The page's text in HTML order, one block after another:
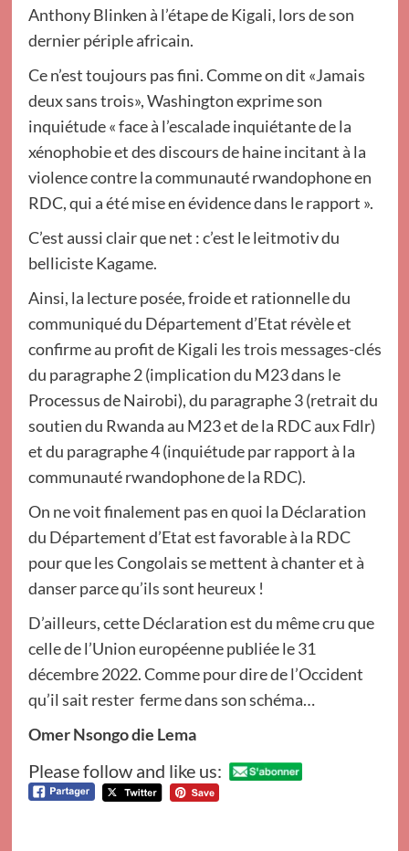
Anthony Blinken à l’étape de Kigali, lors de son
dernier périple africain.
Ce n’est toujours pas fini. Comme on dit «Jamais
deux sans trois», Washington exprime son
inquiétude « face à l’escalade inquiétante de la
xénophobie et des discours de haine incitant à la
violence contre la communauté rwandophone en
RDC, qui a été mise en évidence dans le rapport ».
C’est aussi clair que net : c’est le leitmotiv du
belliciste Kagame.
Ainsi, la lecture posée, froide et rationnelle du
communiqué du Département d’Etat révèle et
confirme au profit de Kigali les trois messages-clés
du paragraphe 2 (implication du M23 dans le
Processus de Nairobi), du paragraphe 3 (retrait du
soutien du Rwanda au M23 et de la RDC aux Fdlr)
et du paragraphe 4 (inquiétude par rapport à la
communauté rwandophone de la RDC).
On ne voit finalement pas en quoi la Déclaration
du Département d’Etat est favorable à la RDC
pour que les Congolais se mettent à chanter et à
danser parce qu’ils sont heureux !
D’ailleurs, cette Déclaration est du même cru que
celle de l’Union européenne publiée le 31
décembre 2022. Comme pour dire de l’Occident
qu’il sait rester ferme dans son schéma…
Omer Nsongo die Lema
Please follow and like us: